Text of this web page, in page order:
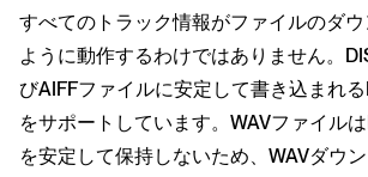
すべてのトラック情報がファイルのダ
ように動作するわけではありません。
びAIFFファイルに安定して書き込まれ
をサポートしています。WAVファイル
を安定して保持しないため、WAVダウ